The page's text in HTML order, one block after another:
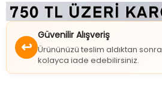
↩
Güvenilir Alışveriş
Ürününüzü teslim aldıktan sonra
kolayca iade edebilirsiniz.